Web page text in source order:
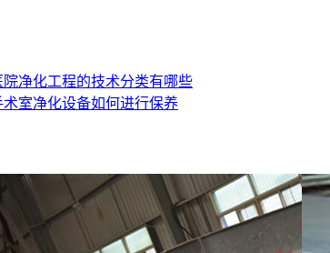
净化工程的技术分类有哪些
室净化设备如何进行保养